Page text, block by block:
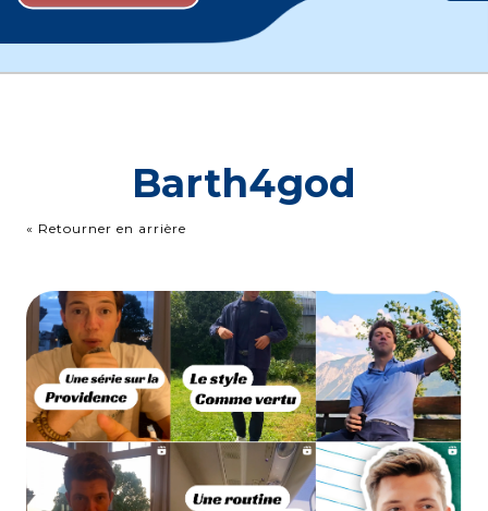
Barth4god
« Retourner en arrière